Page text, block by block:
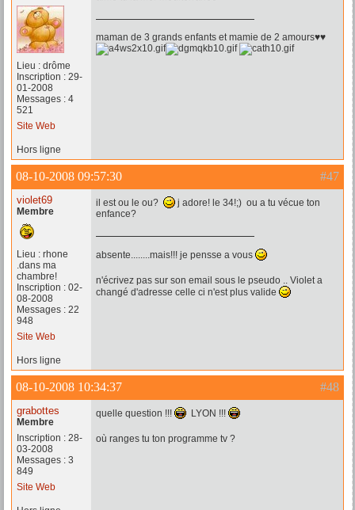
Lieu : drôme
Inscription : 29-
01-2008
Messages : 4
521
Site Web
maman de 3 grands enfants et mamie de 2 amours♥♥
Hors ligne
#47
08-10-2008 09:57:30
violet69
Membre
Lieu : rhone
.dans ma
chambre!
Inscription : 02-
08-2008
Messages : 22
948
Site Web
il est ou le ou?
j adore! le 34!;) ou a tu vécue ton
enfance?
absente........mais!!! je pensse a vous
n'écrivez pas sur son email sous le pseudo .. Violet a
changé d'adresse celle ci n'est plus valide
Hors ligne
#48
08-10-2008 10:34:37
grabottes
Membre
Inscription : 28-
03-2008
Messages : 3
849
Site Web
quelle question !!! LYON !!!
où ranges tu ton programme tv ?